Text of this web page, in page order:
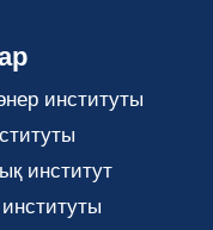
институты
институт